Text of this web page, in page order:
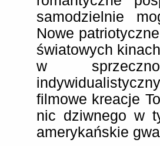
samodzielnie
Nowe
światowych
w
filmowe kreacje
nic dziwnego w
amerykańskie